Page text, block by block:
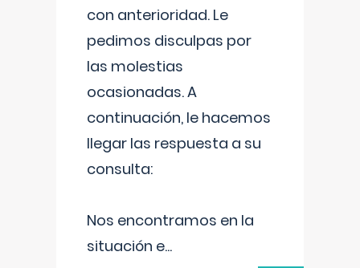
con anterioridad. Le
pedimos disculpas por
las molestias
ocasionadas. A
continuación, le hacemos
llegar las respuesta a su
consulta:
Nos encontramos en la
situación e...